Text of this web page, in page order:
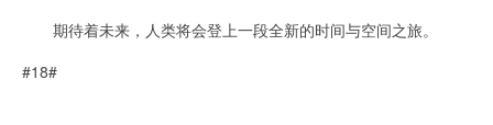
期待着未来，人类将会登上一段全新的时间与空间之旅。
#18#